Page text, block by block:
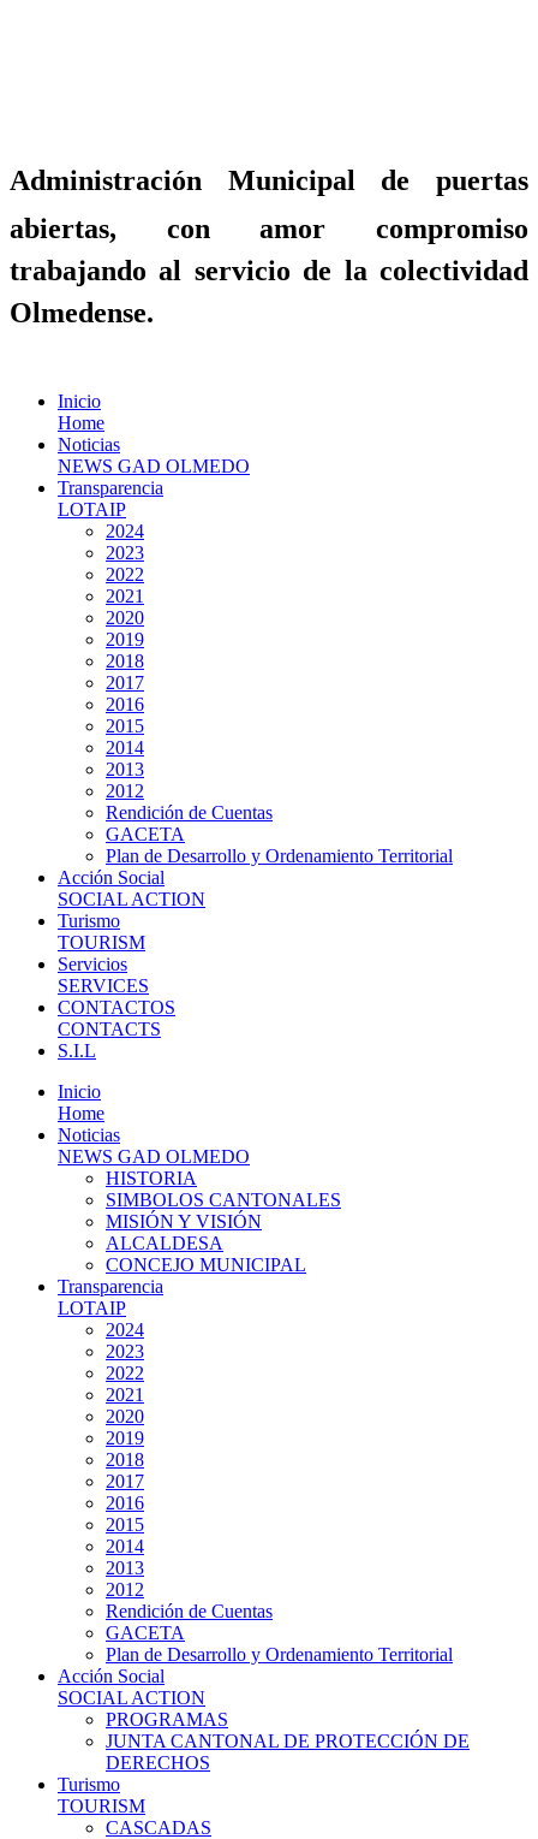
Administración Municipal de puertas
abiertas, con amor compromiso
trabajando al servicio de la colectividad
Olmedense.
Inicio
Home
Noticias
NEWS GAD OLMEDO
Transparencia
LOTAIP
2024
2023
2022
2021
2020
2019
2018
2017
2016
2015
2014
2013
2012
Rendición de Cuentas
GACETA
Plan de Desarrollo y Ordenamiento Territorial
Acción Social
SOCIAL ACTION
Turismo
TOURISM
Servicios
SERVICES
CONTACTOS
CONTACTS
S.I.L
Inicio
Home
Noticias
NEWS GAD OLMEDO
HISTORIA
SIMBOLOS CANTONALES
MISIÓN Y VISIÓN
ALCALDESA
CONCEJO MUNICIPAL
Transparencia
LOTAIP
2024
2023
2022
2021
2020
2019
2018
2017
2016
2015
2014
2013
2012
Rendición de Cuentas
GACETA
Plan de Desarrollo y Ordenamiento Territorial
Acción Social
SOCIAL ACTION
PROGRAMAS
JUNTA CANTONAL DE PROTECCIÓN DE
DERECHOS
Turismo
TOURISM
CASCADAS